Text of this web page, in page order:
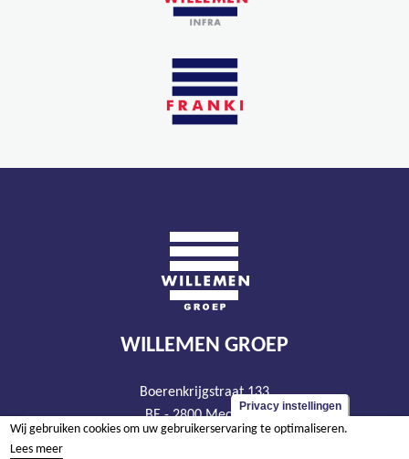
WILLEMEN GROEP
Boerenkrijgstraat 133
BE - 2800 Mechelen
tel +32 15 569 965
Privacy instellingen
Wij gebruiken cookies om uw gebruikerservaring te optimaliseren.
Lees meer